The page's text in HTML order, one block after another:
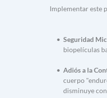
Implementar este
Seguridad
biopelículas
Adiós a la
cuerpo
disminuye